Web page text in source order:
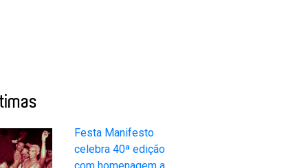
Festa Manifesto
celebra 40ª edição